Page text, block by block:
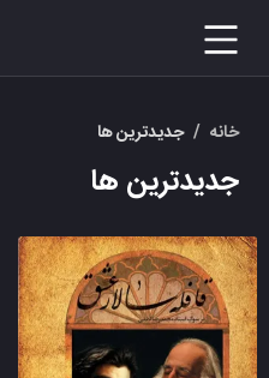
خانه / جدیدترین ها
جدیدترین ها